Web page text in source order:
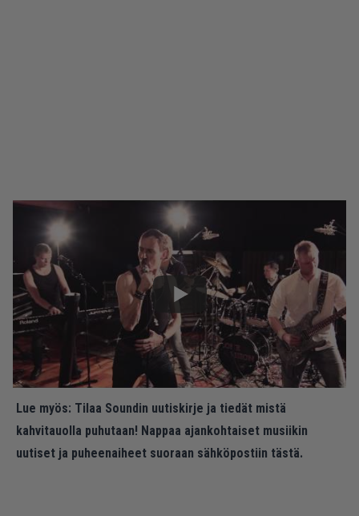
Lue myös: Tilaa Soundin uutiskirje ja tiedät mistä
kahvitauolla puhutaan! Nappaa ajankohtaiset musiikin
uutiset ja puheenaiheet suoraan sähköpostiin tästä.